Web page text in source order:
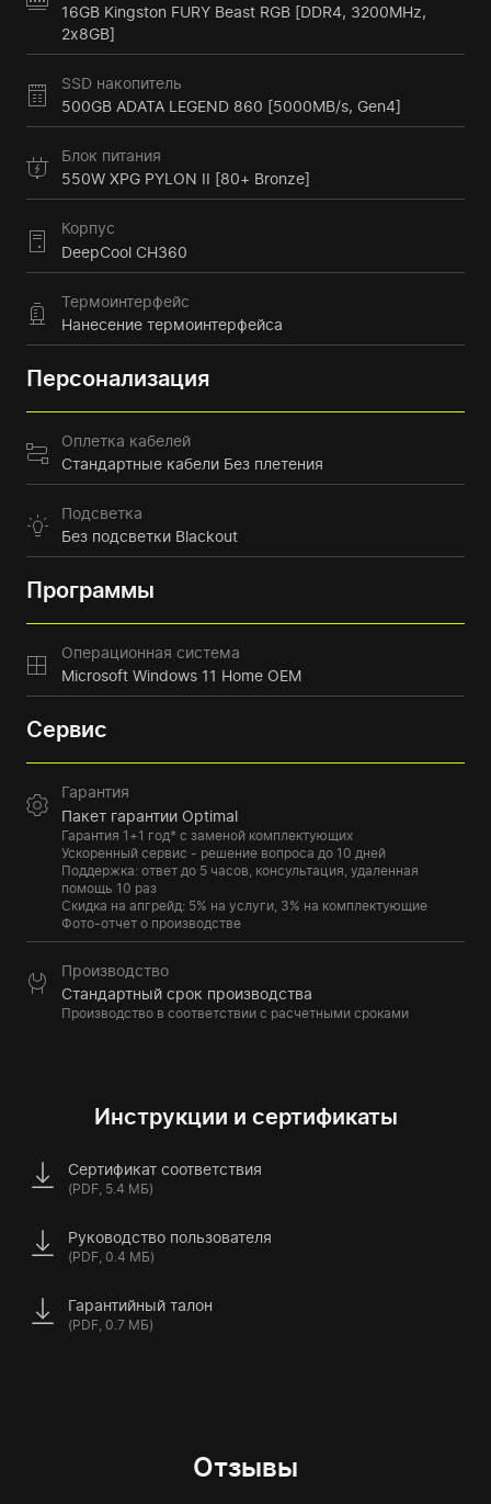
16GB Kingston FURY Beast RGB [DDR4, 3200MHz,
2x8GB]
SSD накопитель
500GB ADATA LEGEND 860 [5000MB/s, Gen4]
Блок питания
550W XPG PYLON II [80+ Bronze]
Корпус
DeepCool CH360
Термоинтерфейс
Нанесение термоинтерфейса
Персонализация
Оплетка кабелей
Стандартные кабели Без плетения
Подсветка
Без подсветки Blackout
Программы
Операционная система
Microsoft Windows 11 Home OEM
Сервис
Гарантия
Пакет гарантии Optimal
Гарантия 1+1 год* с заменой комплектующих
Ускоренный сервис - решение вопроса до 10 дней
Поддержка: ответ до 5 часов, консультация, удаленная
помощь 10 раз
Скидка на апгрейд: 5% на услуги, 3% на комплектующие
Фото-отчет о производстве
Производство
Стандартный срок производства
Производство в соответствии с расчетными сроками
Инструкции и сертификаты
Сертификат соответствия
(PDF, 5.4 МБ)
Руководство пользователя
(PDF, 0.4 МБ)
Гарантийный талон
(PDF, 0.7 МБ)
Отзывы